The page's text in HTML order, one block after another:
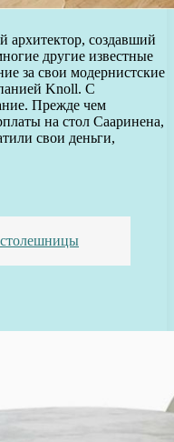
архитектор, создавший
другие известные
за свои модернистские
Knoll. С
Прежде чем
на стол Сааринена,
свои деньги,